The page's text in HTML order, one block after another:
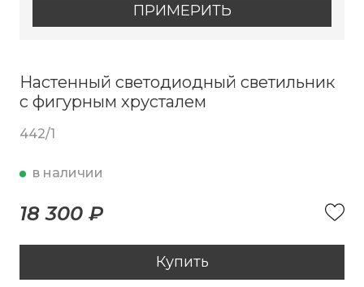
ПРИМЕРИТЬ
Настенный светодиодный светильник
с фигурным хрусталем
442/1
в наличии
18 300 ₽
Купить